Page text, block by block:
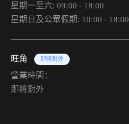
星期一至六: 09:00 - 18:00
星期日及公眾假期: 10:00 - 18:00
旺角 即將對外
營業時間：
即將對外